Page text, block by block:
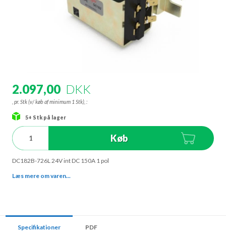
2.097,00 DKK
, pr. Stk (v/ køb af minimum 1 Stk), :
5+ Stkpå lager
Køb
DC182B-726L 24V int DC 150A 1 pol
Læs mere om varen...
Specifikationer PDF